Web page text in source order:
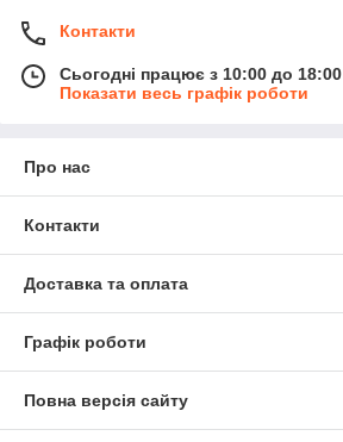
Контакти
Сьогодні працює з 10:00 до 18:00
Показати весь графік роботи
Про нас
Контакти
Доставка та оплата
Графік роботи
Повна версія сайту